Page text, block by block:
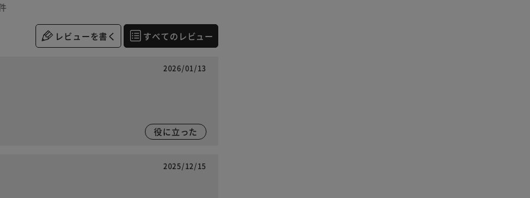
レビューを書く すべてのレビュー
2026/01/13
役に立った
2025/12/15